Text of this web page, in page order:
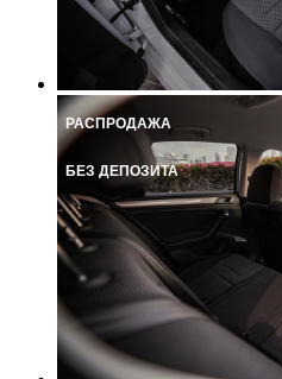
РАСПРОДАЖА
БЕЗ ДЕПОЗИТА